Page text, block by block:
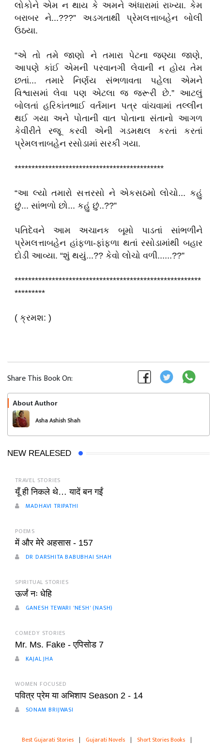
લોકોને એમ ન થાય કે અમને અંધારામાં રાખ્યા. કેમ
બરાબર ને...???” અડગતાથી પ્રેમલત્તાબહેન બોલી
ઉઠયા.
“એ તો તમે જાણો ને તમારા પેટના જણ્યા જાણે,
આપણે કાંઈ એમની પરવાનગી લેવાની ન હોય તેમ
છતાં... તમારે નિર્ણય સંભળાવતા પહેલા એમને
વિશ્વાસમાં લેવા પણ એટલા જ જરૂરી છે.” આટલું
બોલતાં હરિકાંતભાઈ વર્તમાન પત્ર વાંચવામાં તલ્લીન
થઈ ગયા અને પોતાની વાત પોતાના સંતાનો આગળ
કેવીરીતે રજૂ કરવી એની ગડમથલ કરતાં કરતાં
પ્રેમલત્તાબહેન રસોડામાં સરકી ગયા.
********************************************
“આ લ્યો તમારો સત્તરસો ને એકસઠમો લોચો... કહું
છું... સાંભળો છો... કહું છું..??”
પતિદેવને આમ અચાનક બૂમો પાડતાં સાંભળીને
પ્રેમલત્તાબહેન હાંફળા-ફાંફળા થતાં રસોડામાંથી બહાર
દોડી આવ્યા. “શું થયું...?? કેવો લોચો વળી......??”
*******************************************************
*********
( ક્રમશ: )
Share This Book On:
About Author
Asha Ashish Shah
NEW REALESED
TRAVEL STORIES
यूँ ही निकले थे… यादें बन गईं
MADHAVI TRIPATHI
POEMS
में और मेरे अहसास - 157
DR DARSHITA BABUBHAI SHAH
SPIRITUAL STORIES
ऊर्जं नः धेहि
GANESH TEWARI 'NESH' (NASH)
COMEDY STORIES
Mr. Ms. Fake - एपिसोड 7
KAJAL JHA
WOMEN FOCUSED
पवित्र प्रेम या अभिशाप Season 2 - 14
SONAM BRIJWASI
Best Gujarati Stories | Gujarati Novels | Short Stories Books |